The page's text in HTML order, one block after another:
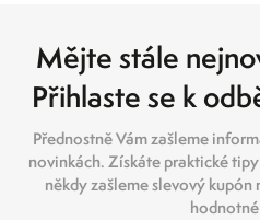
Mějte stále
Přihlaste se k
Přednostně Vám zašleme
novinkách. Získáte praktické
někdy zašleme slevový